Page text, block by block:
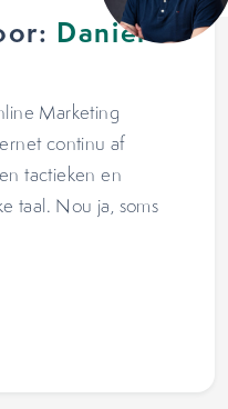
Daniël
Marketing
continu af
tactieken en
taal. Nou ja, soms